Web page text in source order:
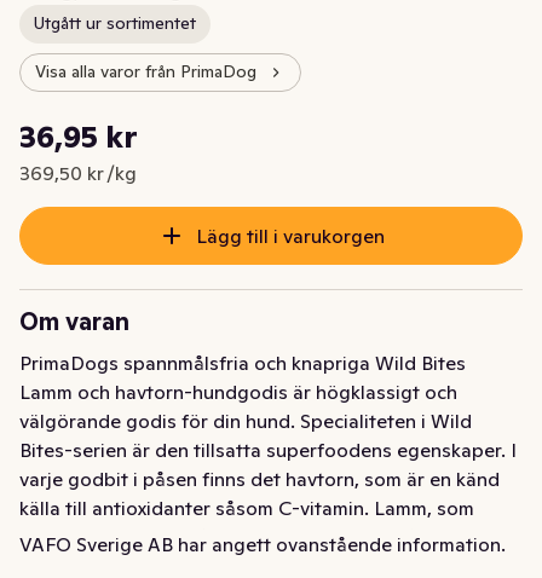
Utgått ur sortimentet
Visa alla varor från PrimaDog
Nuvarande pris är: 36,95 kr
36,95 kr
369,50 kr /kg
Styckpris: 369,50 kr /kg
Lägg till i varukorgen
Om varan
PrimaDogs spannmålsfria och knapriga Wild Bites
Lamm och havtorn-hundgodis är högklassigt och
välgörande godis för din hund. Specialiteten i Wild
Bites-serien är den tillsatta superfoodens egenskaper. I
varje godbit i påsen finns det havtorn, som är en känd
källa till antioxidanter såsom C-vitamin. Lamm, som
använts som huvudråvara, passar ofta också hundar
VAFO Sverige AB har angett ovanstående information.